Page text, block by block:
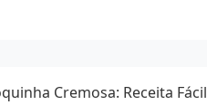
Cremosa: Receita